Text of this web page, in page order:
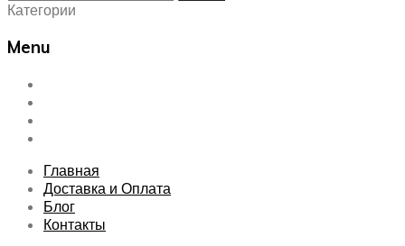
Категории
Menu
Skip
content
Главная
Доставка и Оплата
Блог
Контакты